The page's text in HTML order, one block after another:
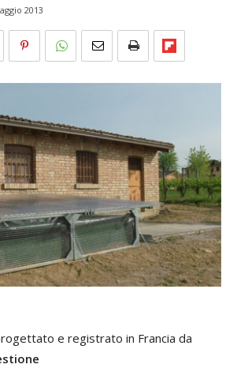
2013
e registrato in Francia da